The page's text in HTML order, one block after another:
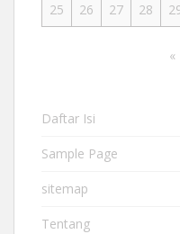
25
26 27 28
«
Daftar Isi
Sample Page
sitemap
Tentang